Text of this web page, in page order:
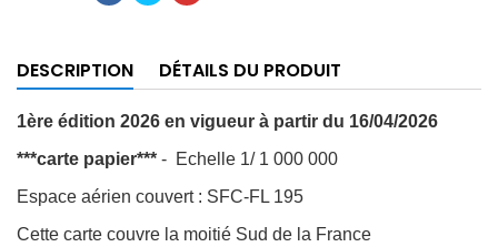
DESCRIPTION DÉTAILS DU PRODUIT
1ère édition 2026 en vigueur à partir du 16/04/2026
***carte papier*** - Echelle 1/ 1 000 000
Espace aérien couvert : SFC-FL 195
Cette carte couvre la moitié Sud de la France